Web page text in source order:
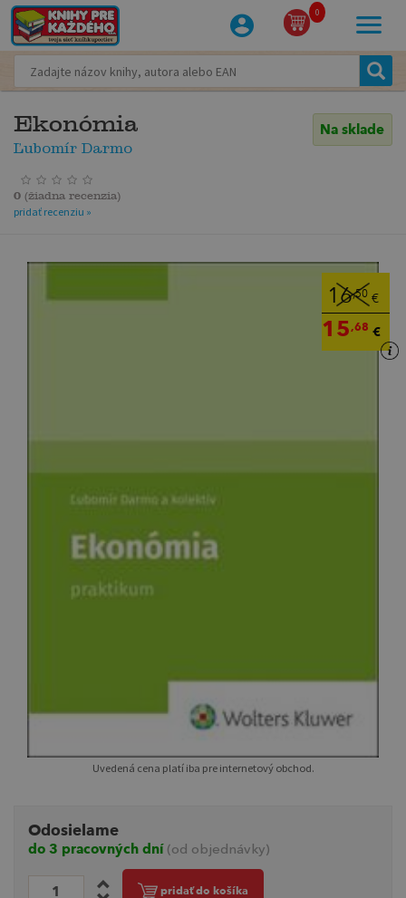
0
Ekonómia
Ľubomír Darmo
Na sklade
0 (žiadna recenzia)
pridať recenziu »
16,50 €
15,68 €
Uvedená cena platí iba pre internetový obchod.
Odosielame
do 3 pracovných dní (od objednávky)
pridať do košíka